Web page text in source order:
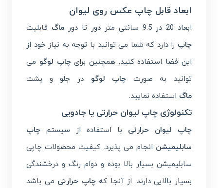
ابعاد قابل چاپ عکس روی لیوان
ابعاد 20 در 9.5 سانتی متر دور تا دور ماگ قابلیت
چاپ را دارد که شما می توانید با توجه به نیاز خود از
این فضا استفاده کنید. همچنین برایچاپ لوگو می
توانید به صورت چاپ لوگو در جلو و پشت
ماگ استفاده نمایید.
تکنولوژی چاپ لیوان حرارتی یا جادویی
چاپ لیوان حرارتی با استفاده از سیستم چاپ
سابلیمیشن انجام می پذیرد. کیفیت محصولات چاپی
سابلیمیشن بسیار بالا بوده و دوام رنگ و درخشندگی
بسیار بالایی دارند. از آنجا کهچاپ حرارتی می باشد